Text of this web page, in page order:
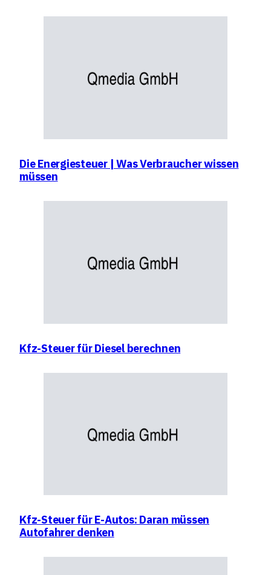
Die Energiesteuer | Was Verbraucher wissen
müssen
Kfz-Steuer für Diesel berechnen
Kfz-Steuer für E-Autos: Daran müssen
Autofahrer denken